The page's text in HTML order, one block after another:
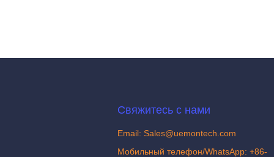
Свяжитесь с нами
Email: Sales@uemontech.com
Мобильный телефон/WhatsApp: +86-